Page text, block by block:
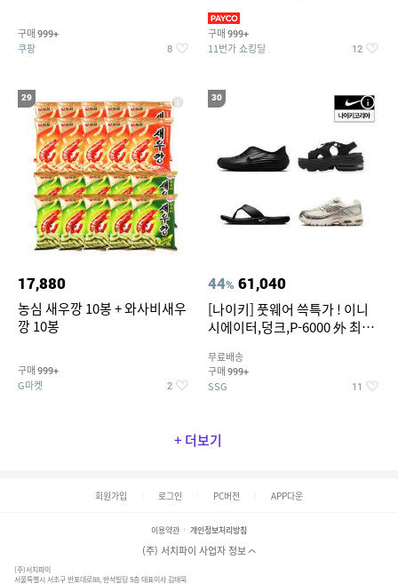
구매 999+
쿠팡 8
구매 999+
11번가 쇼킹딜 12
29
17,880
농심 새우깡 10봉 + 와사비새우
깡 10봉
구매 999+
G마켓 2
30
44% 61,040
[나이키] 풋웨어 쓱특가 ! 이니
시에이터,덩크,P-6000 外 최대
무료배송
구매 999+
SSG 11
+ 더보기
회원가입 로그인 PC버전 APP다운
이용약관 개인정보처리방침
(주) 서치파이 사업자 정보
(주)서치파이
서울특별시 서초구 반포대로88, 반석빌딩 5층 대표이사 김태묵